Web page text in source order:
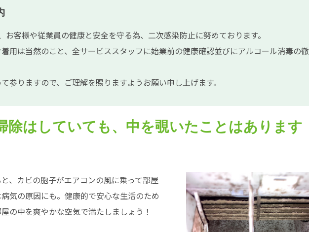
客様や従業員の健康と安全を守る為、二次感染防止に努めております。
用は当然のこと、全サービススタッフに始業前の健康確認並びにアルコール消毒の徹
参りますので、ご理解を賜りますようお願い申し上げます。
除はしていても、中を覗いたことはあります
、カビの胞子がエアコンの風に乗って部屋
気の原因にも。健康的で安心な生活のため
の中を爽やかな空気で満たしましょう！